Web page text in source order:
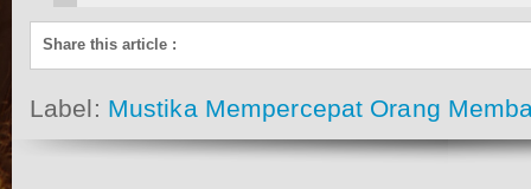
Share this article :
Label: Mustika Mempercepat Orang